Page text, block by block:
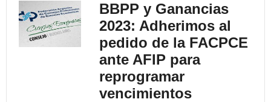
BBPP y Ganancias
2023: Adherimos al
pedido de la FACPCE
ante AFIP para
reprogramar
vencimientos